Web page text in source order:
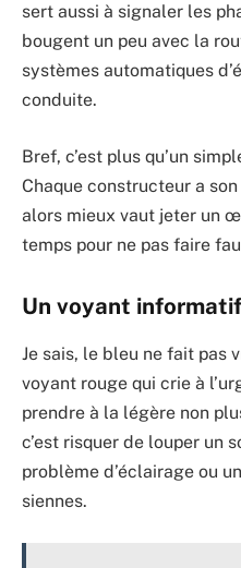
sert aussi à signaler les
bougent un peu avec la
systèmes automatiques
conduite.
Bref, c’est plus qu’un
Chaque constructeur a
alors mieux vaut jeter un
temps pour ne pas faire
Un voyant
Je sais, le bleu ne fait pas
voyant rouge qui crie à
prendre à la légère non
c’est risquer de louper un
problème d’éclairage ou
siennes.